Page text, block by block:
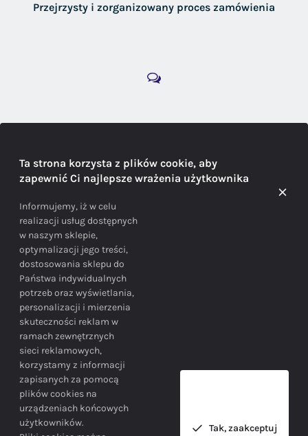
Przejrzysty i zorganizowany proces zamówienia
Doradzamy na każdym etapie zakupu
BEZPIECZEŃSTWO
Bezpieczne zakupy gwarantowane!
Ta strona korzysta z plików cookie, aby
zapewnić Ci najlepsze wrażenia użytkownika
Informujemy, iż w celu
realizacji usług dostępnych
w naszym sklepie,
optymalizacji jego treści,
dostosowania sklepu do
Państwa indywidualnych
potrzeb oraz wyświetlania,
personalizacji i mierzenia
skuteczności reklam w
ramach zewnętrznych
sieci reklamowych,
korzystamy z informacji
zapisanych za pomocą
plików cookies na
urządzeniach końcowych
użytkowników.
Tak, zaakceptuj